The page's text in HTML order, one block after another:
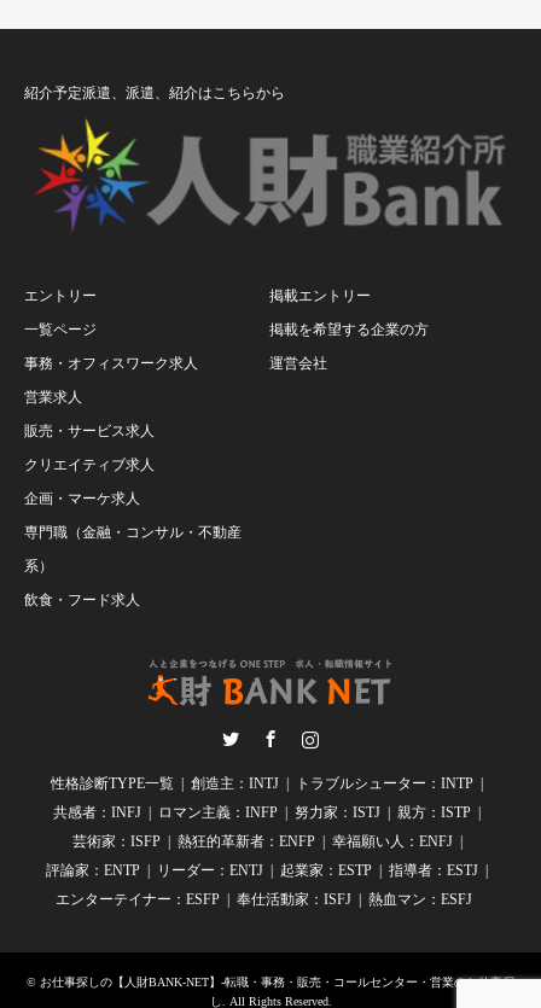
紹介予定派遣、派遣、紹介はこちらから
エントリー
一覧ページ
事務・オフィスワーク求人
営業求人
販売・サービス求人
クリエイティブ求人
企画・マーケ求人
専門職（金融・コンサル・不動産
系）
飲食・フード求人
掲載エントリー
掲載を希望する企業の方
運営会社
性格診断TYPE一覧 創造主：INTJ
トラブルシューター：INTP
共感者：INFJ
ロマン主義：INFP 努力家：ISTJ
親方：ISTP
芸術家：ISFP
熱狂的革新者：ENFP
幸福願い人：ENFJ
評論家：ENTP
リーダー：ENTJ 起業家：ESTP
指導者：ESTJ
エンターテイナー：ESFP
奉仕活動家：ISFJ 熱血マン：ESFJ
© お仕事探しの【人財BANK-NET】-転職・事務・販売・コールセンター・営業のお仕事探
し. All Rights Reserved.